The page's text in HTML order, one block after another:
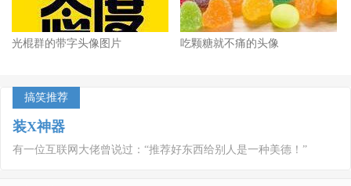
光棍群的带字头像图片 吃颗糖就不痛的头像
搞笑推荐
装X神器
有一位互联网大佬曾说过：“推荐好东西给别人是一种美德！”